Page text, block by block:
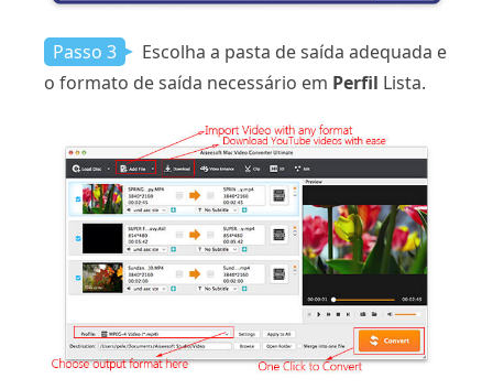
Passo 3
Escolha a pasta de saída adequada e
o formato de saída necessário em Perfil Lista.